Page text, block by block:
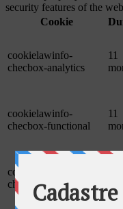
security features of the
Cookie
cookielawinfo-
checbox-analytics
11
cookielawinfo-
checbox-functional
11
cookielawinfo-
checbox-others